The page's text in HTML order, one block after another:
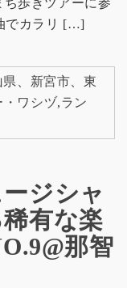
ち歩きツアーに参
でカラリ […]
県 新宮市 、東
・ワシヅ,ラン
ジシャ
有な楽
那智